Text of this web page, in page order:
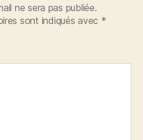
ne sera pas publiée.
sont indiqués avec *